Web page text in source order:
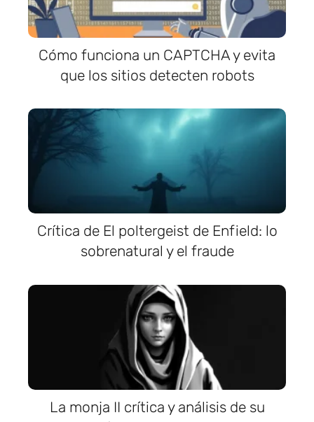
Cómo funciona un CAPTCHA y evita
que los sitios detecten robots
Crítica de El poltergeist de Enfield: lo
sobrenatural y el fraude
La monja II crítica y análisis de su